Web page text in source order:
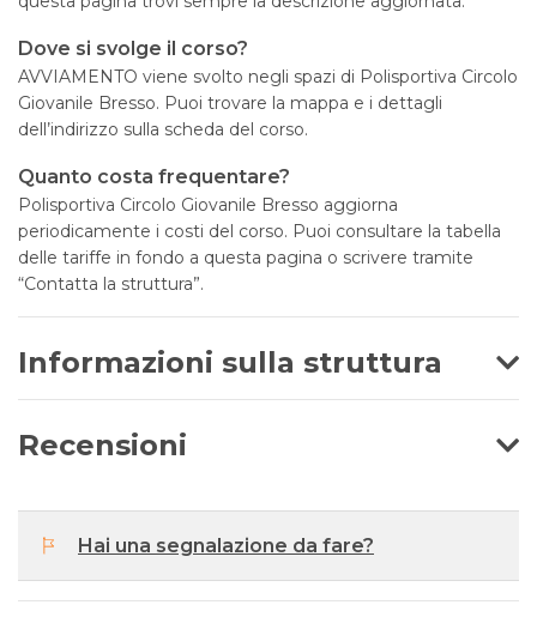
Dove si svolge il corso?
AVVIAMENTO viene svolto negli spazi di Polisportiva Circolo
Giovanile Bresso. Puoi trovare la mappa e i dettagli
dell’indirizzo sulla scheda del corso.
Quanto costa frequentare?
Polisportiva Circolo Giovanile Bresso aggiorna
periodicamente i costi del corso. Puoi consultare la tabella
delle tariffe in fondo a questa pagina o scrivere tramite
“Contatta la struttura”.
Informazioni sulla struttura
Recensioni
Hai una segnalazione da fare?